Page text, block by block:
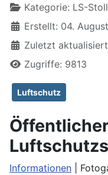
Kategorie: LS-
Erstellt: 04.
Zuletzt
Zugriffe: 9813
Luftschutz
Informationen |